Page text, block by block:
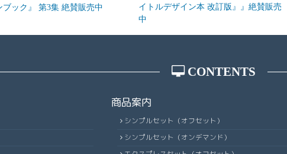
ブック』 第3集 絶賛販売中
イトルデザイン本 改訂版』』絶賛販売
中
CONTENTS
商品案内
シンプルセット（オフセット）
シンプルセット（オンデマンド）